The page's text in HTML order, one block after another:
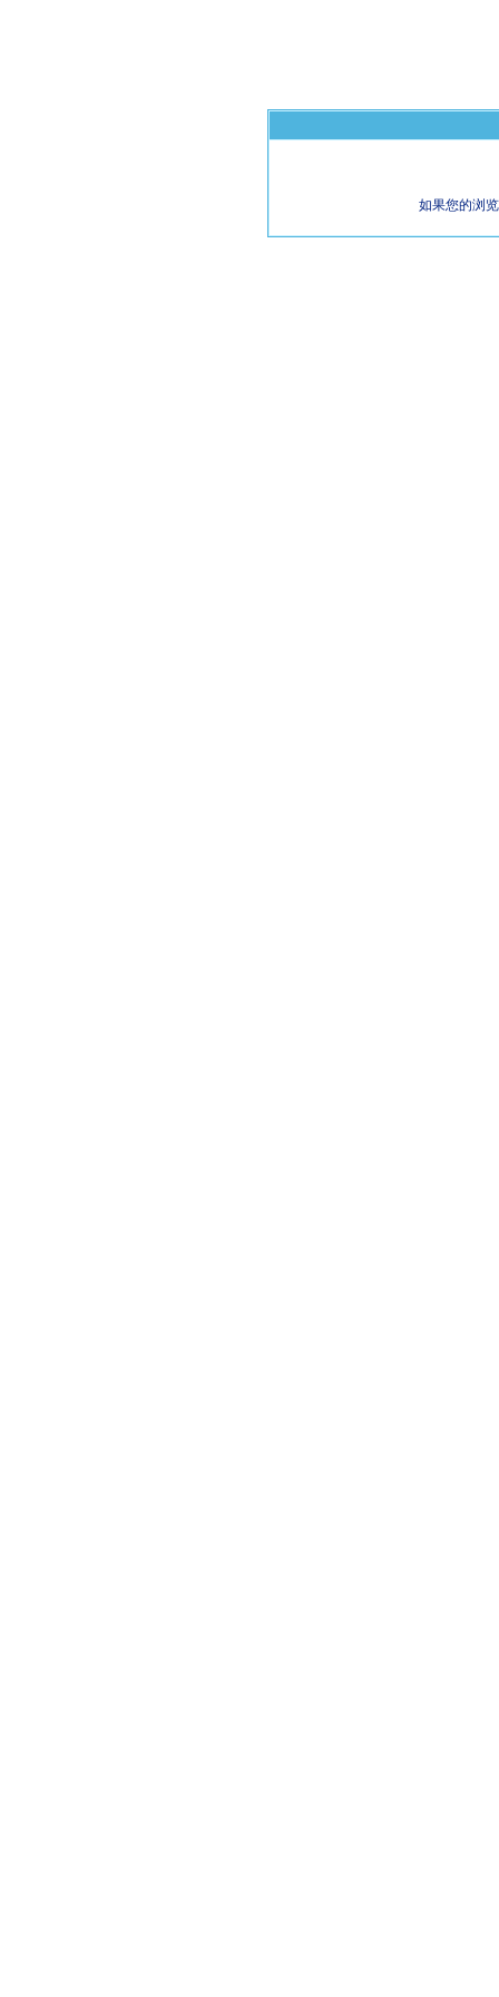
如果您的浏